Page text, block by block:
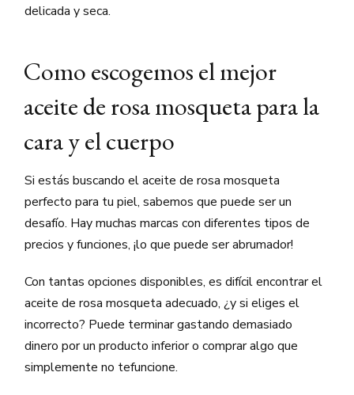
delicada y seca.
Como escogemos el mejor
aceite de rosa mosqueta para la
cara y el cuerpo
Si estás buscando el aceite de rosa mosqueta
perfecto para tu piel, sabemos que puede ser un
desafío. Hay muchas marcas con diferentes tipos de
precios y funciones, ¡lo que puede ser abrumador!
Con tantas opciones disponibles, es difícil encontrar el
aceite de rosa mosqueta adecuado, ¿y si eliges el
incorrecto? Puede terminar gastando demasiado
dinero por un producto inferior o comprar algo que
simplemente no tefuncione.